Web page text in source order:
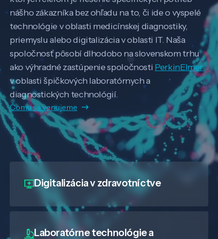
nášho zákazníka bez ohľadu na to, či ide o vyspelé
technológie v oblasti medicínskej diagnostiky,
priemyslu alebo digitalizácia v oblasti IT. Naša
spoločnosť pôsobí dlhodobo na slovenskom trhu
ako výhradné zastúpenie spoločnosti PerkinElmer
v oblasti špičkových laboratórnych a
diagnostických technológií.
Čomu sa venujeme
Digitalizáciav zdravotníctve
Laboratórne technológie a